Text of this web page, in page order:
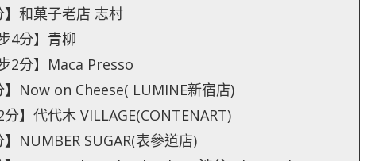
】和菓子老店 志村
4分】青柳
2分】Maca Presso
】Now on Cheese( LUMINE新宿店)
】代代木 VILLAGE(CONTENART)
NUMBER SUGAR(表參道店)